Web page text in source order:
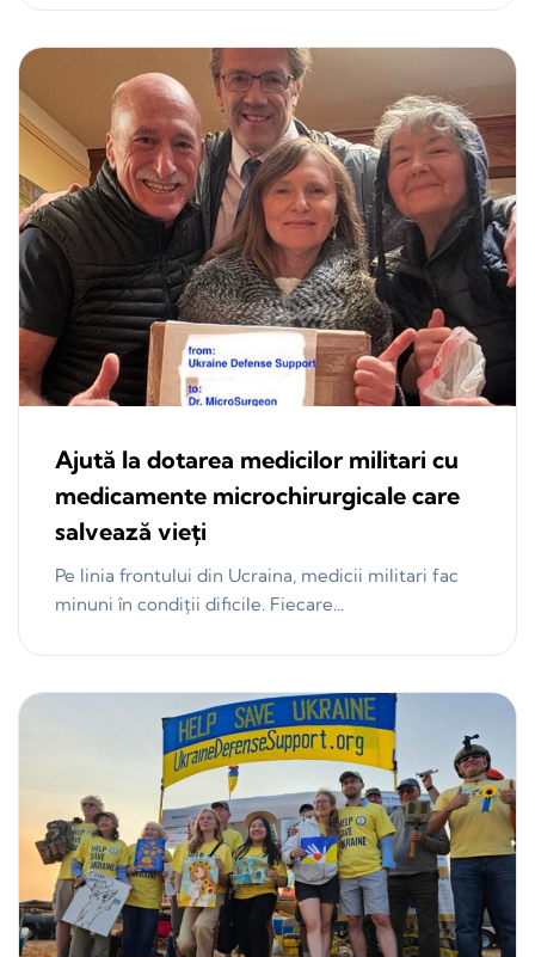
Ajută la dotarea medicilor militari cu
medicamente microchirurgicale care
salvează vieți
Pe linia frontului din Ucraina, medicii militari fac
minuni în condiții dificile. Fiecare...